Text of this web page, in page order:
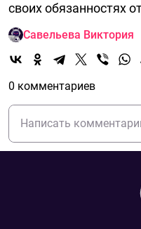
своих обязанностях
Савельева Виктория
0 комментариев